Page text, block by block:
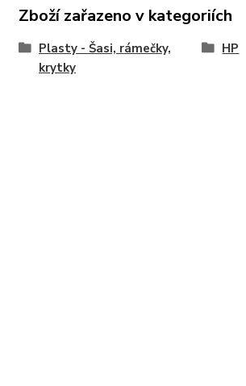
Zboží zařazeno v kategoriích
Plasty - Šasi, rámečky,
krytky
HP